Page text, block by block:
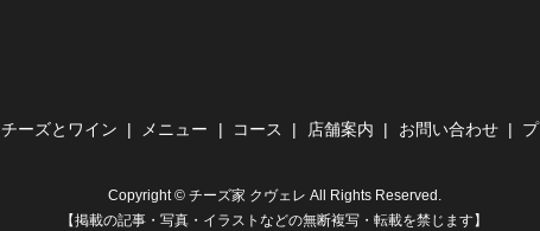
チーズとワイン メニュー コース 店舗案内 お問い合わせ
Copyright © チーズ家 クヴェレ All Rights Reserved.
【掲載の記事・写真・イラストなどの無断複写・転載を禁じます】